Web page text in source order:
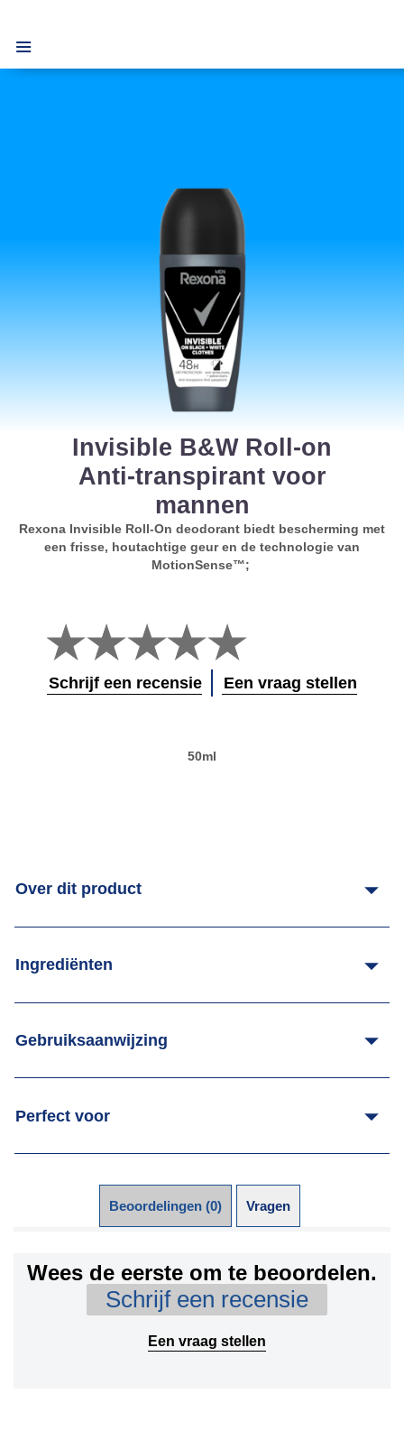
Invisible B&W Roll-on
Anti-transpirant voor
mannen
Rexona Invisible Roll-On deodorant biedt bescherming met
een frisse, houtachtige geur en de technologie van
MotionSense™;
Geen
beoordelingen
ingediend
voor
deze
Schrijf een recensie Een vraag stellen
50ml
Over dit product
Ingrediënten
Gebruiksaanwijzing
Perfect voor
Beoordelingen (0) Vragen (0)
Wees de eerste om te beoordelen.
Schrijf een recensie
Een vraag stellen